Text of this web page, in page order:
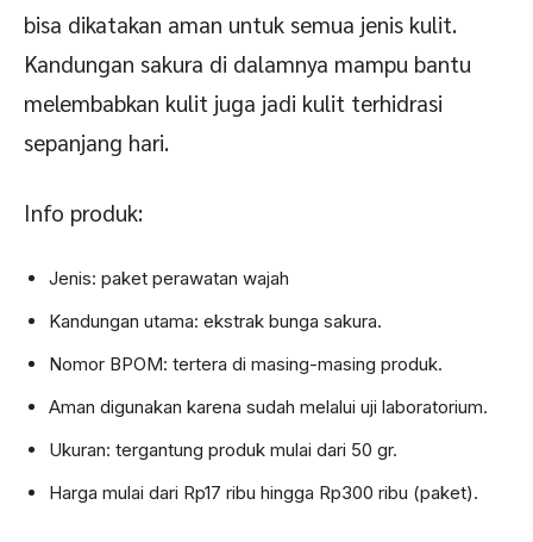
bisa dikatakan aman untuk semua jenis kulit.
Kandungan sakura di dalamnya mampu bantu
melembabkan kulit juga jadi kulit terhidrasi
sepanjang hari.
Info produk:
Jenis: paket perawatan wajah
Kandungan utama: ekstrak bunga sakura.
Nomor BPOM: tertera di masing-masing produk.
Aman digunakan karena sudah melalui uji laboratorium.
Ukuran: tergantung produk mulai dari 50 gr.
Harga mulai dari Rp17 ribu hingga Rp300 ribu (paket).